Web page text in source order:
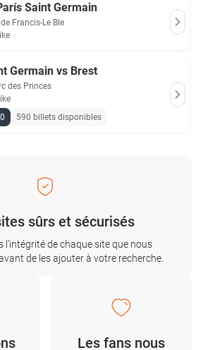
Saint Germain­
Francis-Le Ble
Germain­ vs Brest
des Princes
590 billets disponibles
sûrs et sécurisés
l'intégrité de chaque site que nous
de les ajouter à votre recherche.
Les fans nous